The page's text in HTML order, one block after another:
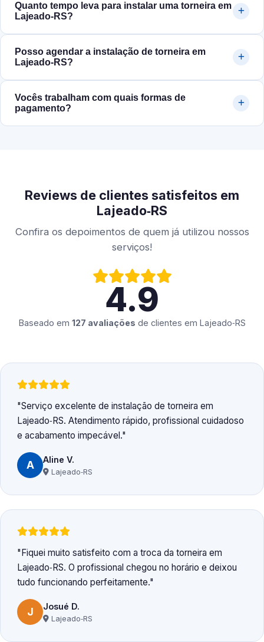
Quanto tempo leva para instalar uma torneira em
Lajeado‑RS?
Posso agendar a instalação de torneira em
Lajeado‑RS?
Vocês trabalham com quais formas de
pagamento?
Reviews de clientes satisfeitos em
Lajeado‑RS
Confira os depoimentos de quem já utilizou nossos
serviços!
4.9
Baseado em 127 avaliações de clientes em Lajeado‑RS
Serviço excelente de instalação de torneira em
Lajeado‑RS. Atendimento rápido, profissional cuidadoso
e acabamento impecável.
A Aline V.
Lajeado‑RS
Fiquei muito satisfeito com a troca da torneira em
Lajeado‑RS. O profissional chegou no horário e deixou
tudo funcionando perfeitamente.
J Josué D.
Lajeado‑RS